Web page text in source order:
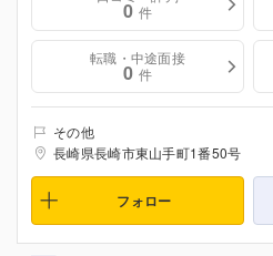
0 件
転職・中途面接
0 件
その他
長崎県長崎市東山手町1番50号
フォロー